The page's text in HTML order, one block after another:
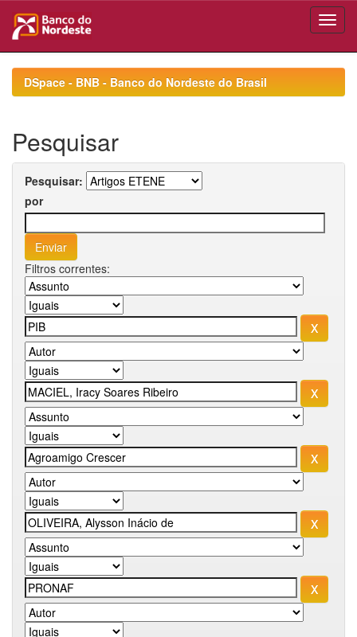
navigationDSpace - BNB - Banco do Nordeste do Brasil
Pesquisar
Pesquisar:
por
Filtros correntes: